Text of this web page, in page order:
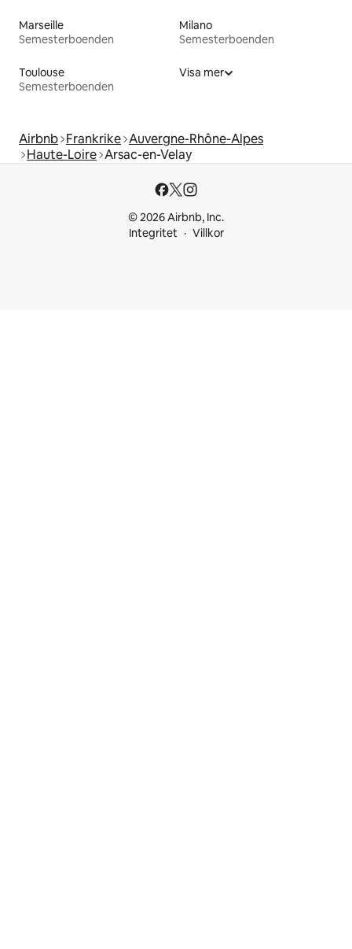
Marseille
Semesterboenden
Milano
Semesterboenden
Toulouse
Semesterboenden
Visa mer
Airbnb Frankrike Auvergne-Rhône-Alpes
Haute-Loire Arsac-en-Velay
© 2026 Airbnb, Inc.
Integritet
Villkor